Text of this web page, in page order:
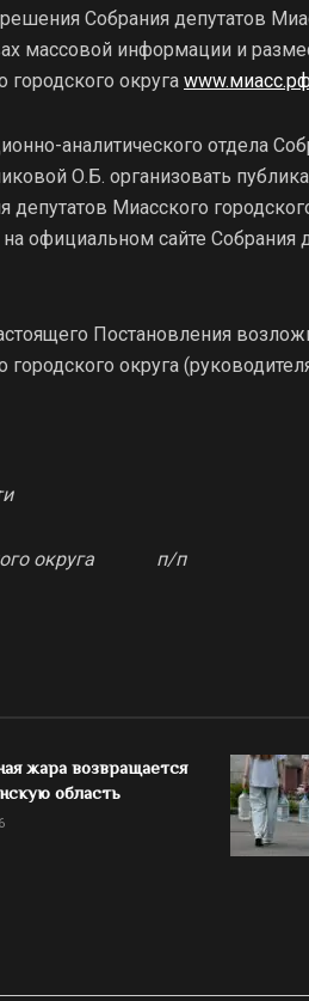
Собрания депутатов
массовой информации и
округа www.миасс.рф
аналитического отдела
О.Б. организовать
депутатов Миасского
официальном сайте Собрания
Постановления
городского округа
округа
жара возвращается
область